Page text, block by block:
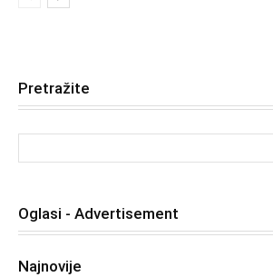
Pretražite
Oglasi - Advertisement
Najnovije